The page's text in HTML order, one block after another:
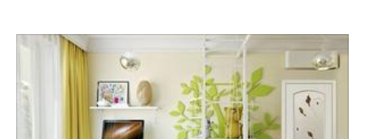
Ми тішимо наших клієнтів найкращим
співвідношенням «ціна, якість, швидкість».